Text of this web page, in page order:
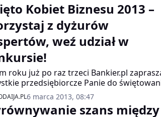
Kobiet Biznesu 2013 –
z dyżurów
weź udział w
roku już po raz trzeci Bankier.pl
przedsiębiorcze Panie do
Święta Kobiet Biznesu. Już od 6 marca
na Was eksperci z darmowymi
prawa, dotacji unijnych, podatków i
6 marca 2013, 08:47
szans między